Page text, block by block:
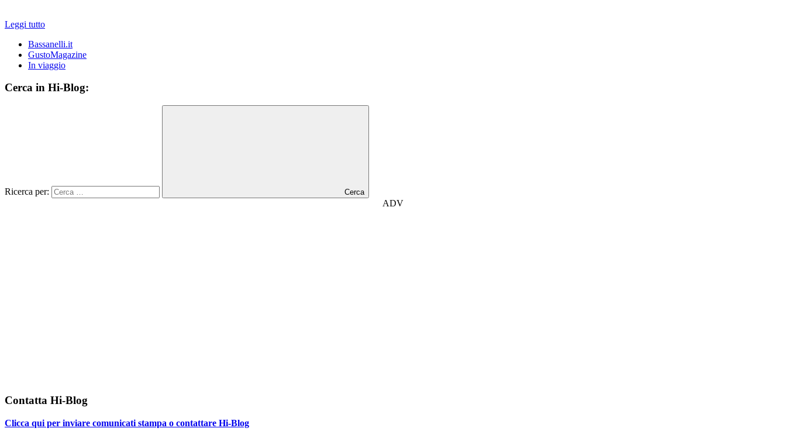
Leggi tutto
Bassanelli.it
GustoMagazine
In viaggio
Cerca in Hi-Blog:
Ricerca per: Cerca
ADV
Contatta Hi-Blog
Clicca qui per inviare comunicati stampa o contattare Hi-Blog